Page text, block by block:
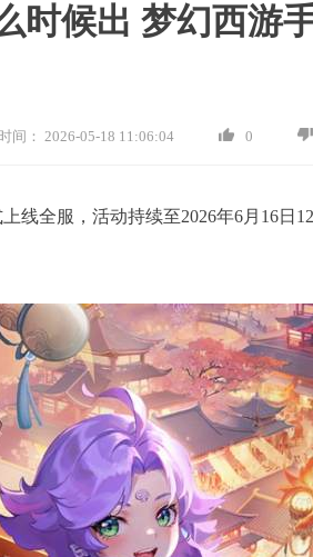
时候出 梦幻西游
间： 2026-05-18 11:06:04 0
线全服，活动持续至2026年6月16日